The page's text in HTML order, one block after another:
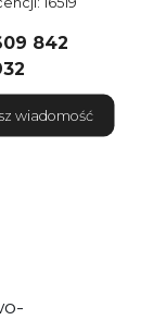
842
wiadomość